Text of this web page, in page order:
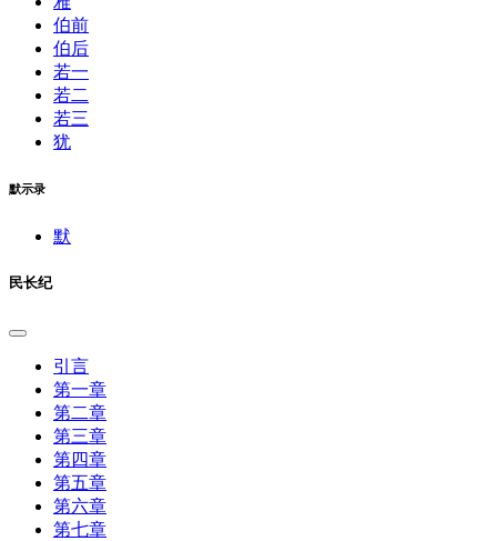
伯前
伯后
若一
若二
若三
犹
默示录
默
民长纪
引言
第一章
第二章
第三章
第四章
第五章
第六章
第七章